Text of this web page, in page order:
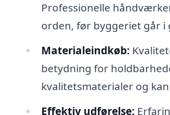
Professionelle
orden, før byggeriet går i
Materialeindkøb:
betydning for
kvalitetsmaterialer og
Effektiv udførelse: